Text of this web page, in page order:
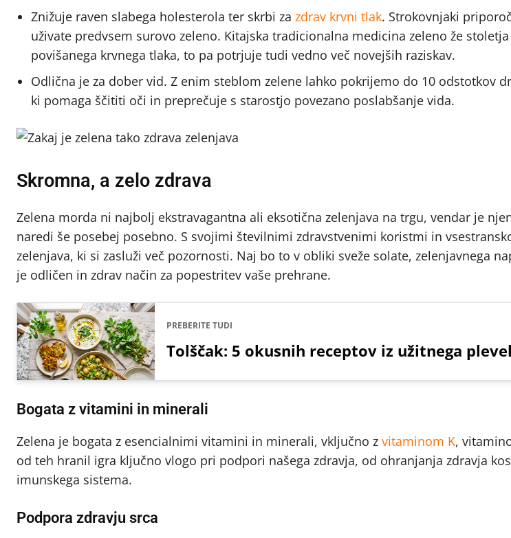
Znižuje raven slabega holesterola ter skrbi za zdrav krvni tlak. Strokovnjaki
uživate predvsem surovo zeleno. Kitajska tradicionalna medicina zeleno že
povišanega krvnega tlaka, to pa potrjuje tudi vedno več novejših raziskav.
Odlična je za dober vid. Z enim steblom zelene lahko pokrijemo do 10 odstotkov
ki pomaga ščititi oči in preprečuje s starostjo povezano poslabšanje vida.
Skromna, a zelo zdrava
Zelena morda ni najbolj ekstravagantna ali eksotična zelenjava na trgu, vendar je
naredi še posebej posebno. S svojimi številnimi zdravstvenimi koristmi in
zelenjava, ki si zasluži več pozornosti. Naj bo to v obliki sveže solate, zelenjavnega
je odličen in zdrav način za popestritev vaše prehrane.
PREBERITE TUDI
Tolščak: 5 okusnih receptov iz užitnega
Bogata z vitamini in minerali
Zelena je bogata z esencialnimi vitamini in minerali, vključno z vitaminom K,
od teh hranil igra ključno vlogo pri podpori našega zdravja, od ohranjanja zdravja
imunskega sistema.
Podpora zdravju srca